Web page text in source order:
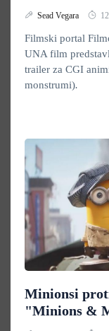
Sead Vegara
Filmski portal
UNA film
trailer za CGI
monstrumi).
Minionsi
"Minions &